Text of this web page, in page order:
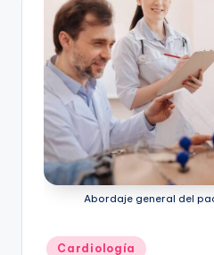
d
ic
Abordaje general del
Publicado
Cardiología